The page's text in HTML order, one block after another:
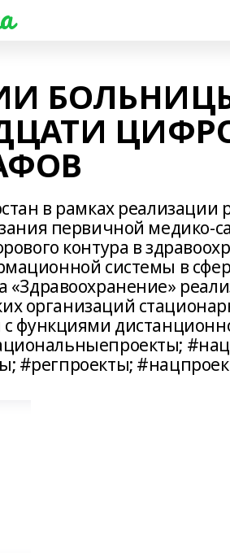
в рамках реализации
первичной медико-
контура в
системы в
«Здравоохранение»
организаций
с функциями
#регпроекты;